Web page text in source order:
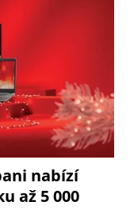
nabízí
až 5 000